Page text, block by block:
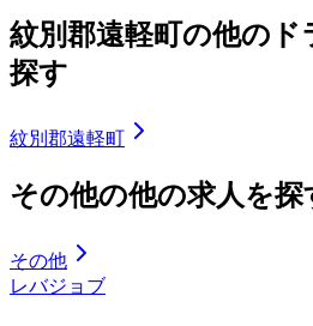
紋別郡遠軽町の他のド
探す
紋別郡遠軽町
その他の他の求人を探
その他
レバジョブ